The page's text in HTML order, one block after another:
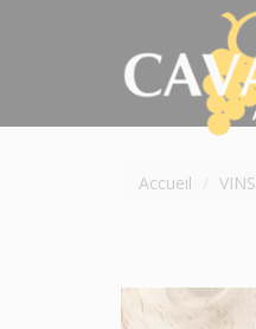
Accueil VINS